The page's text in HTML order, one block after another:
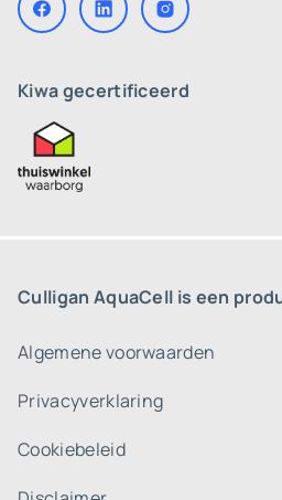
Kiwa gecertificeerd
Culligan AquaCell is een
Algemene voorwaarden
Privacyverklaring
Cookiebeleid